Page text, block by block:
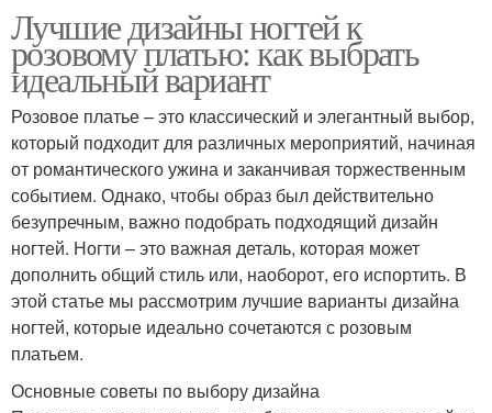
Лучшие дизайны ногтей к
розовому платью: как выбрать
идеальный вариант
Розовое платье – это классический и элегантный выбор,
который подходит для различных мероприятий, начиная
от романтического ужина и заканчивая торжественным
событием. Однако, чтобы образ был действительно
безупречным, важно подобрать подходящий дизайн
ногтей. Ногти – это важная деталь, которая может
дополнить общий стиль или, наоборот, его испортить. В
этой статье мы рассмотрим лучшие варианты дизайна
ногтей, которые идеально сочетаются с розовым
платьем.
Основные советы по выбору дизайна